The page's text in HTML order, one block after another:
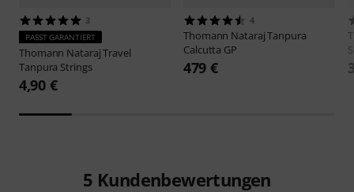
3
PASST GARANTIERT
Thomann Nataraj Travel
Tanpura Strings
4,90 €
4
Thomann Nataraj Tanpura
Calcutta GP
479 €
5 Kundenbewertungen